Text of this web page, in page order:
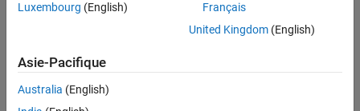
Luxembourg (English)
Français
United Kingdom(English)
Asie-Pacifique
Australia (English)